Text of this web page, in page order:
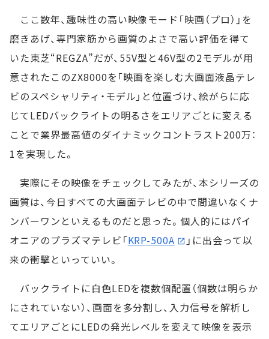
ここ数年、趣味性の高い映像モード「映画（プロ）」を
磨きあげ、専門家筋から画質のよさで高い評価を得て
いた東芝“REGZA”だが、55V型と46V型の2モデルが用
意されたこのZX8000を「映画を楽しむ大画面液晶テレ
ビのスペシャリティ・モデル」と位置づけ、絵がらに応
じてLEDバックライトの明るさをエリアごとに変える
ことで業界最高値のダイナミックコントラスト200万：
1を実現した。
実際にその映像をチェックしてみたが、本シリーズの
画質は、今日すべての大画面テレビの中で間違いなくナ
ンバーワンといえるものだと思った。個人的にはパイ
オニアのプラズマテレビ「KRP-500A
」に出会って以
来の衝撃といっていい。
バックライトに白色LEDを複数個配置（個数は明らか
にされていない）、画面を多分割し、入力信号を解析し
てエリアごとにLEDの発光レベルを変えて映像を表示